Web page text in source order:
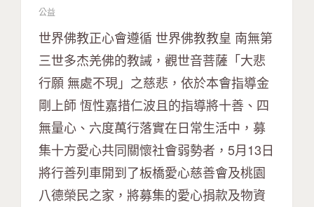
公益
世界佛教正心會遵循 世界佛教教皇 南無第
三世多杰羌佛的教誡，觀世音菩薩「大悲
行願 無處不現」之慈悲，依於本會指導金
剛上師 恆性嘉措仁波且的指導將十善、四
無量心、六度萬行落實在日常生活中，募
集十方愛心共同關懷社會弱勢者，5月13日
將行善列車開到了板橋愛心慈善會及桃園
八德榮民之家，將募集的愛心捐款及物資